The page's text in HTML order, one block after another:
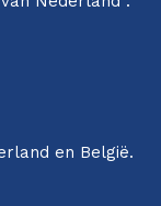
en België.